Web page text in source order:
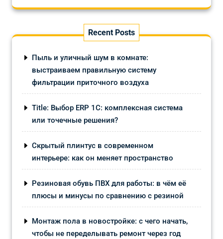
Recent Posts
Пыль и уличный шум в комнате:
выстраиваем правильную систему
фильтрации приточного воздуха
Title: Выбор ERP 1С: комплексная система
или точечные решения?
Скрытый плинтус в современном
интерьере: как он меняет пространство
Резиновая обувь ПВХ для работы: в чём её
плюсы и минусы по сравнению с резиной
Монтаж пола в новостройке: с чего начать,
чтобы не переделывать ремонт через год